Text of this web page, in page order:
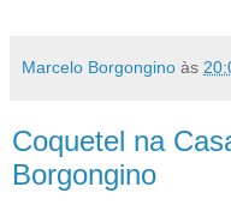
Marcelo Borgongino às
Coquetel na
Borgongino